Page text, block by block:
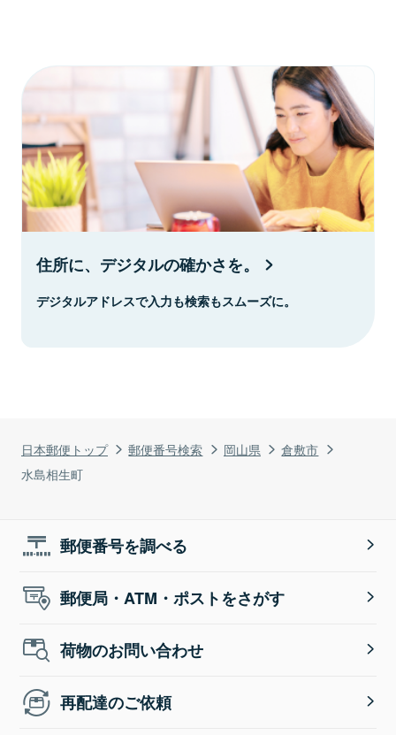
日本郵便トップ 郵便番号検索 岡山県
倉敷市
水島相生町
住所に、デジタルの確かさを。
デジタルアドレスで入力も検索もスムーズに。
郵便番号を調べる
郵便局・ATM・ポストをさがす
荷物のお問い合わせ
再配達のご依頼